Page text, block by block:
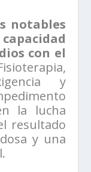
notables
con el
y
la lucha
resultado
y una